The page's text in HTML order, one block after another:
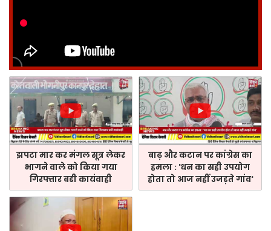
झपटा मार कर मंगल सूत्र लेकर
भागने वाले को किया गया
गिरफ्तार बडी कायंवाही
बाढ़ और कटान पर कांग्रेस का
हमला : 'धन का सही उपयोग
होता तो आज नहीं उजड़ते गांव'